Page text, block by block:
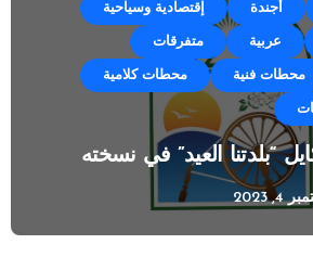
أجندة إقتصادية وسياحية
عربية متفرقات
محطات فنية محطات كلامية
“بلدتنا العيد” في نسخته
4, 2023